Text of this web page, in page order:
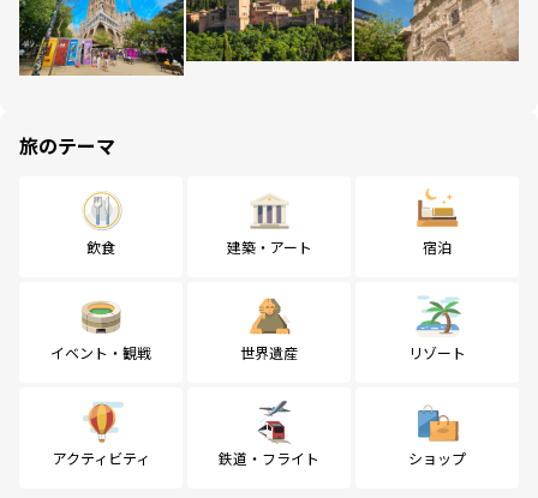
旅のテーマ
飲食 建築・アート 宿泊
イベント・観戦 世界遺産 リゾート
アクティビティ 鉄道・フライト ショップ